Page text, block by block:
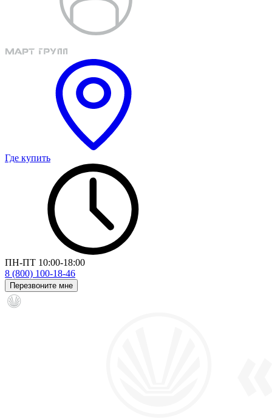
Где купить
ПН-ПТ 10:00-18:00
8 (800) 100-18-46
Перезвоните мне